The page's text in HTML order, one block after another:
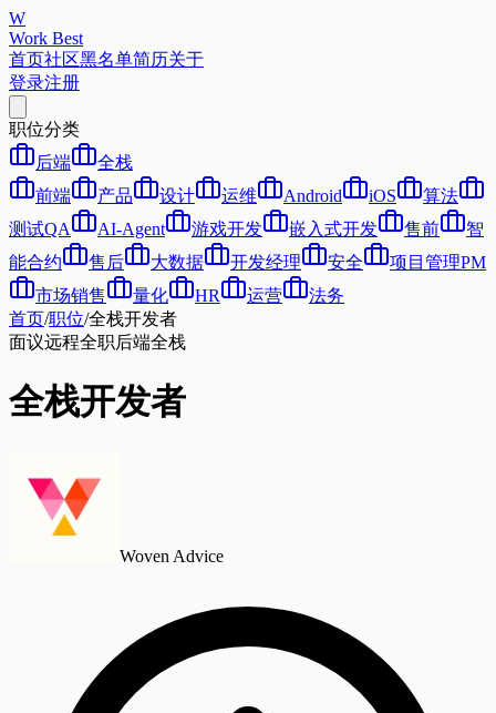
W
Work Best
首页社区黑名单简历关于
登录注册
职位分类
后端
全栈
前端
产品 设计 运维 Android iOS
算法
测试QA
AI-Agent 游戏开发 嵌入式开发 售前
智
能合约
售后 大数据 开发经理 安全
项目管理PM
市场销售
量化 HR 运营
法务
首页/职位/全栈开发者
面议远程全职后端全栈
全栈开发者
Woven Advice